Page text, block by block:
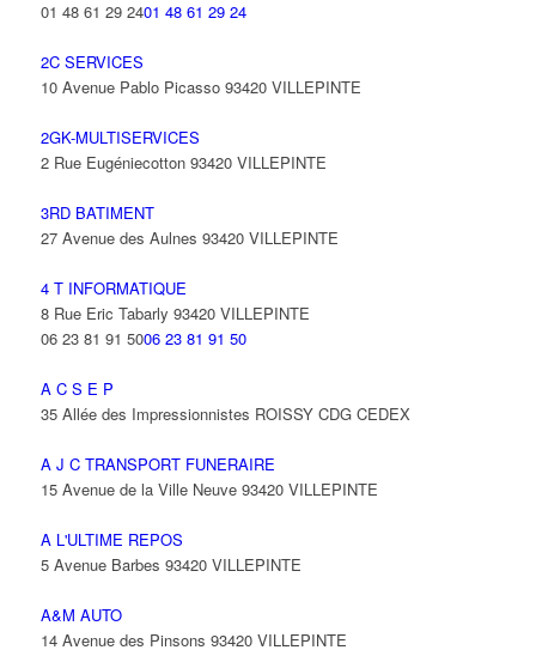
01 48 61 29 2401 48 61 29 24
2C SERVICES
10 Avenue Pablo Picasso 93420 VILLEPINTE
2GK-MULTISERVICES
2 Rue Eugéniecotton 93420 VILLEPINTE
3RD BATIMENT
27 Avenue des Aulnes 93420 VILLEPINTE
4 T INFORMATIQUE
8 Rue Eric Tabarly 93420 VILLEPINTE
06 23 81 91 5006 23 81 91 50
A C S E P
35 Allée des Impressionnistes ROISSY CDG CEDEX
A J C TRANSPORT FUNERAIRE
15 Avenue de la Ville Neuve 93420 VILLEPINTE
A L'ULTIME REPOS
5 Avenue Barbes 93420 VILLEPINTE
A&M AUTO
14 Avenue des Pinsons 93420 VILLEPINTE